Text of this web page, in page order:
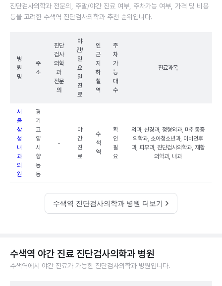
진단검사의학과 전문의, 주말/야간 진료 여부, 주차가능 여부, 가격 및 비용
등을 고려한 수색역 진단검사의학과 추천 순위입니다.
병
원
명
주
소
진단
검사
의학
과
전문
의
야
간/
일
요
일
진
료
인
근
지
하
철
역
주
차
가
능
대
수
진료과목
서
울
삼
성
내
과
의
원
경
기
고
양
시
향
동
동
-
야
간
진
료
수
색
역
확
인
필
요
외과, 신경과, 정형외과, 마취통증
의학과, 소아청소년과, 이비인후
과, 피부과, 진단검사의학과, 재활
의학과, 내과
수색역 진단검사의학과 병원 더보기
수색역 야간 진료 진단검사의학과 병원
수색역에서 야간 진료가 가능한 진단검사의학과 병원입니다.